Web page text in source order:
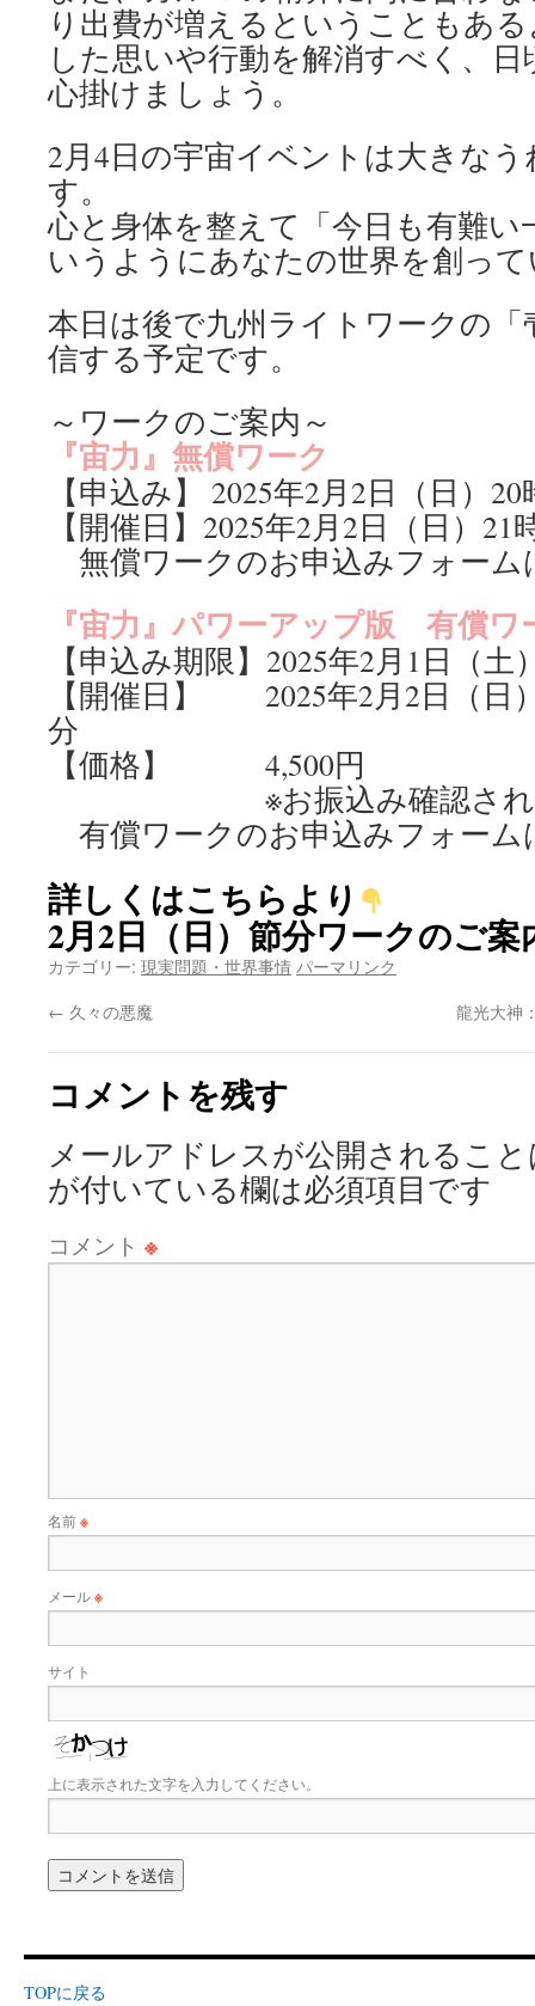
り出費が増えるということもあ
した思いや行動を解消すべく、
心掛けましょう。
2月4日の宇宙イベントは大きな
す。
心と身体を整えて「今日も有難
いうようにあなたの世界を創っ
本日は後で九州ライトワークの
信する予定です。
～ワークのご案内～
『宙力』無償ワーク
【申込み】 2025年2月2日（日）
【開催日】2025年2月2日（日）21
無償ワークのお申込みフォーム
『宙力』パワーアップ版 有償ワ
【申込み期限】2025年2月1日（土
【開催日】 2025年2月2日（日
分
【価格】 4,500円
※お振込み確認された
有償ワークのお申込みフォーム
詳しくはこちらより
2月2日（日）節分ワークのご案
カテゴリー: 現実問題・世界事情 パーマリンク
← 久々の悪魔 龍光大神
コメントを残す
メールアドレスが公開されるこ
が付いている欄は必須項目です
コメント ※
名前※
メール※
サイト
上に表示された文字を入力してください。
TOPに戻る